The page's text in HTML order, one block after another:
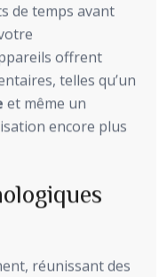
de temps avant
offrent
telles qu’un
et même un
encore plus
réunissant des